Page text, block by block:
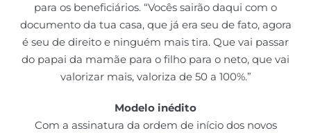
para os beneficiários. “Vocês sairão daqui com o
documento da tua casa, que já era seu de fato, agora
é seu de direito e ninguém mais tira. Que vai passar
do papai da mamãe para o filho para o neto, que vai
valorizar mais, valoriza de 50 a 100%.”
Modelo inédito
Com a assinatura da ordem de início dos novos